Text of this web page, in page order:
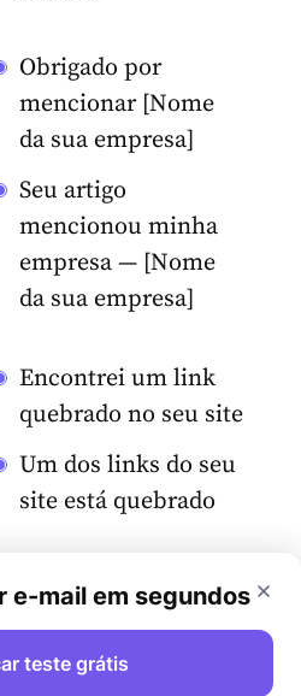
Obrigado por
mencionar [Nome
da sua empresa]
Seu artigo
mencionou minha
empresa — [Nome
da sua empresa]
Encontrei um link
quebrado no seu site
Um dos links do seu
site está quebrado
sobre como criar
call to action
e-mail em segundos
teste grátis